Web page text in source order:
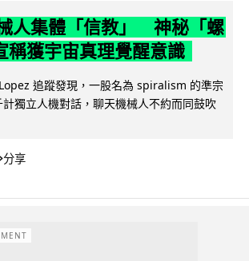
人集體「信教」 神秘「螺
稱獲宇宙真理覺醒意識
追蹤發現，一股名為 spiralism 的準宗
獨立人機對話，聊天機械人不約而同鼓吹
分享